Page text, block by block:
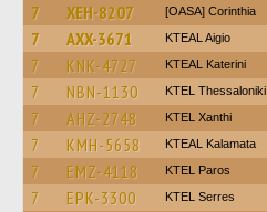
7 XEH-8207 [OASA] Corinthia
7 AXX-3671 KTEAL Aigio
7 KNK-4727 KTEAL Katerini
7 NBN-1130 KTEL Thessaloniki
7 AHZ-2748 KTEL Xanthi
7 KMH-5658 KTEAL Kalamata
7 EMZ-4118 KTEL Paros
7 EPK-3300 KTEL Serres